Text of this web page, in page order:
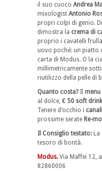
il suo cuoco Andrea
mixologist Antonio
propri colpi di genio.
dimostra la crema di
proprio i cavatelli
uovo poché: un piatto
carta di Modus. O la
millimetricamente
riutilizzo della pelle di
Quanto costa? Il
al dolce, € 50 soft
Tenere d’occhio i
prossime serate Re-
Il Consiglio testato: La
tesoro di bontà.
Modus. Via Maffei 12,
82860006